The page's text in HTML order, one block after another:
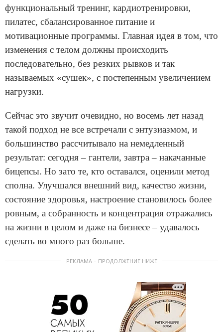
функциональный тренинг, кардиотренировки,
пилатес, сбалансированное питание и
мотивационные программы. Главная идея в том, что
изменения с телом должны происходить
последовательно, без резких рывков и так
называемых «сушек», с постепенным увеличением
нагрузки.
Сейчас это звучит очевидно, но восемь лет назад
такой подход не все встречали с энтузиазмом, и
большинство рассчитывало на немедленный
результат: сегодня – гантели, завтра – накачанные
бицепсы. Но зато те, кто оставался, оценили метод
сполна. Улучшался внешний вид, качество жизни,
состояние здоровья, настроение становилось более
ровным, а собранность и концентрация отражались
на жизни в целом и даже на бизнесе – удавалось
сделать во много раз больше.
РЕКЛАМА – ПРОДОЛЖЕНИЕ НИЖЕ